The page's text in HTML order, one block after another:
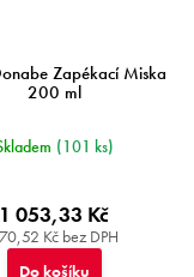
Zapékací Miska
200 ml
(101 ks)
Kč bez DPH
1 053,33 Kč
Do košíku